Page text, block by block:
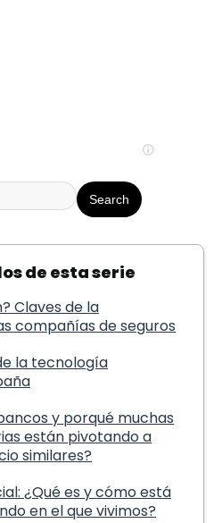
de esta serie
Claves de la
compañías de seguros
la tecnología
y porqué muchas
están pivotando a
similares?
¿Qué es y cómo está
en el que vivimos?